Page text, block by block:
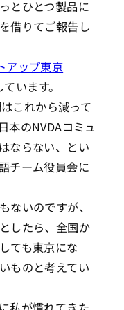
とひとつ製品に
借りてご報告し
アップ東京
います。
これから減って
本のNVDAコミュ
ならない、とい
チーム役員会に
ないのですが、
したら、全国か
ても東京にな
ものと考えてい